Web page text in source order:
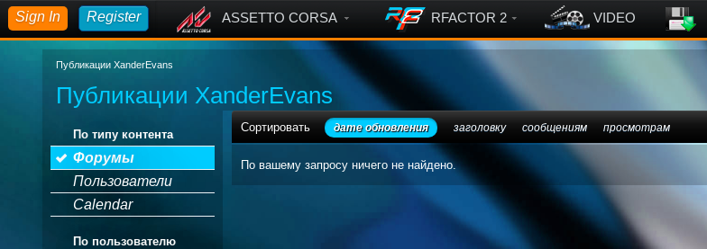
Sign In Register ASSETTO CORSA RFACTOR 2 VIDEO
Публикации XanderEvans
Публикации XanderEvans
По типу контента
Форумы
Пользователи
Calendar
По пользователю
Сортировать дате обновления заголовку сообщениям просмотрам
По вашему запросу ничего не найдено.